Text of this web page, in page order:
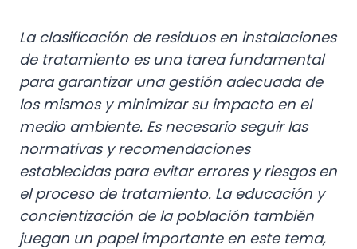
La clasificación de residuos en instalaciones
de tratamiento es una tarea fundamental
para garantizar una gestión adecuada de
los mismos y minimizar su impacto en el
medio ambiente. Es necesario seguir las
normativas y recomendaciones
establecidas para evitar errores y riesgos en
el proceso de tratamiento. La educación y
concientización de la población también
juegan un papel importante en este tema,